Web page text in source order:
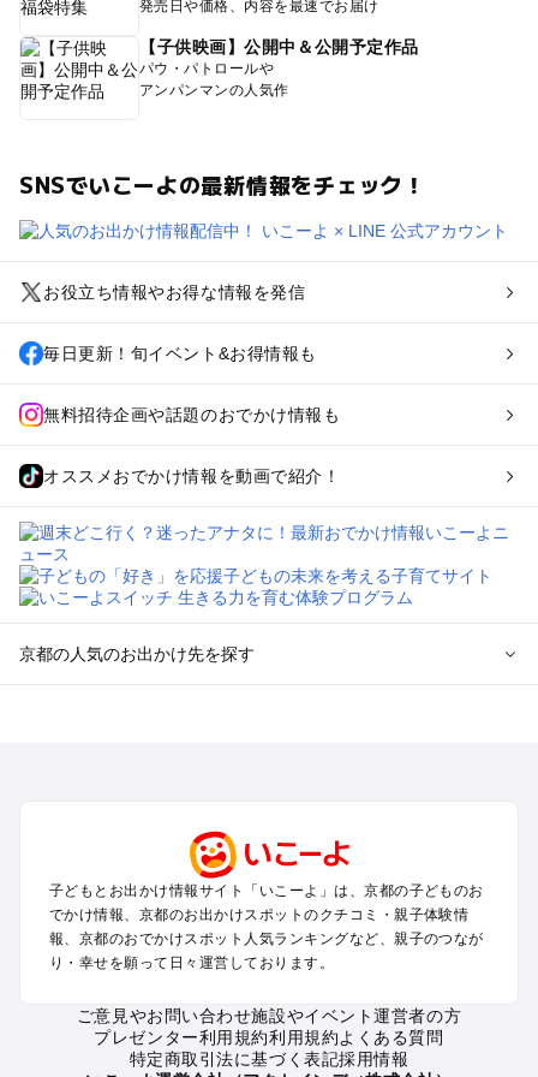
発売日や価格、内容を最速でお届け
【子供映画】公開中＆公開予定作品
パウ・パトロールや
アンパンマンの人気作
SNSでいこーよの最新情報をチェック！
お役立ち情報やお得な情報を発信
毎日更新！旬イベント&お得情報も
無料招待企画や話題のおでかけ情報も
オススメおでかけ情報を動画で紹介！
京都の人気のお出かけ先を探す
天橋立・舞鶴・丹後半島のプールお出かけ
福知山・綾部のプールお出かけ
亀岡・湯の花・美山・丹波のプールお出かけ
嵐山・嵯峨野・高雄のプールお出かけ
烏丸・二条城・北野天満宮のプールお出かけ
清水寺・祇園・東山・金閣寺・北白川周辺のプールお出かけ
大原・鞍馬・貴船のプールお出かけ
子どもとお出かけ情報サイト「いこーよ」は、京都の子どものお
でかけ情報、京都のお出かけスポットのクチコミ・親子体験情
報、京都のおでかけスポット人気ランキングなど、親子のつなが
り・幸せを願って日々運営しております。
ご意見やお問い合わせ施設やイベント運営者の方
プレゼンター利用規約利用規約よくある質問
特定商取引法に基づく表記採用情報